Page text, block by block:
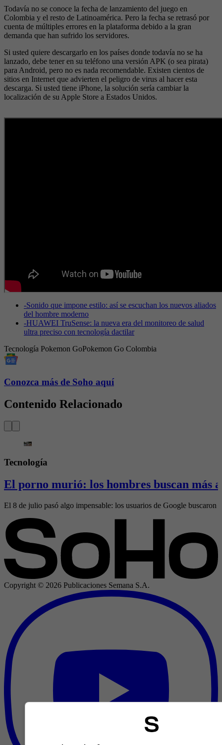
Todavía no se conoce la fecha de lanzamiento del juego en
Colombia y el resto de Latinoamérica. Pero la fecha se retrasó por
cuenta de múltiples errores en la plataforma debido a la gran
demanda que han sufrido los servidores.
Si usted quiere descargarlo en los países donde todavía no se ha
lanzado, debe tener en su teléfono una versión APK (o sea pirata)
para Android, pero no es nada recomendable. Existen cientos de
sitios en Internet que advierten el peligro de virus al hacer esta
descarga. Si usted tiene iPhone, la solución sería cambiar la
localización de su Apple Store a Estados Unidos.
-Sonido que impone estilo: así se escuchan los nuevos aliados
del hombre moderno
-HUAWEI TruSense: la nueva era del monitoreo de salud
ultra preciso con tecnología dactilar
Tecnología Pokemon GoPokemon Go Colombia
Conozca más de Soho aquí
Contenido Relacionado
Tecnología
El porno murió: los hombres buscan más
El 8 de julio pasó algo impensable: los usuarios de Google
Copyright © 2026 Publicaciones Semana S.A.